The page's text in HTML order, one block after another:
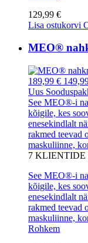
129,99 €
Lisa ostukorvi
MEO®
189,99 €
Uus
See MEO®-i
kõigile, kes
enesekindlalt
rakmed teevad
maskuliinne,
7 KLIENTIDE
See MEO®-i
kõigile, kes
enesekindlalt
rakmed teevad
maskuliinne,
Rohkem